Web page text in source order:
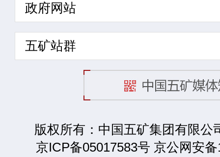
政府网站
五矿站群
版权所有：中国五矿集团有限公
京ICP备05017583号 京公网安